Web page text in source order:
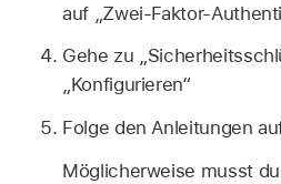
auf „Zwei-Faktor-
Gehe zu
„Konfigurieren“
Folge den Anleitungen
Möglicherweise musst